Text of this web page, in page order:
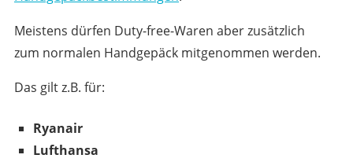
Meistens dürfen Duty-free-Waren aber zusätzlich
zum normalen Handgepäck mitgenommen werden.
Das gilt z.B. für:
Ryanair
Lufthansa